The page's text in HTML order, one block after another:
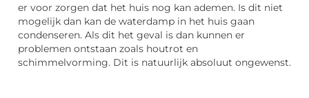
er voor zorgen dat het huis nog kan ademen. Is dit niet
mogelijk dan kan de waterdamp in het huis gaan
condenseren. Als dit het geval is dan kunnen er
problemen ontstaan zoals houtrot en
schimmelvorming. Dit is natuurlijk absoluut ongewenst.